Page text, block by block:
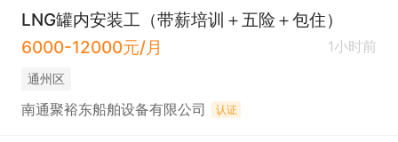
LNG罐内安装工（带薪培训＋五险＋包住）
6000-12000元/月
1小时前
通州区
南通聚裕东船舶设备有限公司 认证